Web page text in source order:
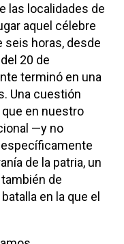
las localidades de
aquel célebre
seis horas, desde
20 de
terminó en una
Una cuestión
en nuestro
—y no
de la patria, un
de
en la que el